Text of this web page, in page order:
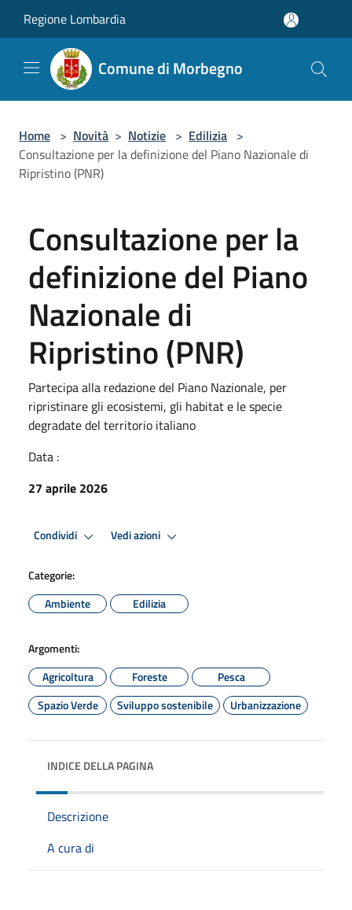
Regione Lombardia
Comune di Morbegno
Home > Novità > Notizie > Edilizia >
Consultazione per la definizione del Piano Nazionale di
Ripristino (PNR)
Consultazione per la
definizione del Piano
Nazionale di
Ripristino (PNR)
Partecipa alla redazione del Piano Nazionale, per
ripristinare gli ecosistemi, gli habitat e le specie
degradate del territorio italiano
Data :
27 aprile 2026
Condividi Vedi azioni
Categorie:
Ambiente
Edilizia
Argomenti:
Agricoltura
Foreste
Pesca
Spazio Verde
Sviluppo sostenibile Urbanizzazione
INDICE DELLA PAGINA
Descrizione
A cura di